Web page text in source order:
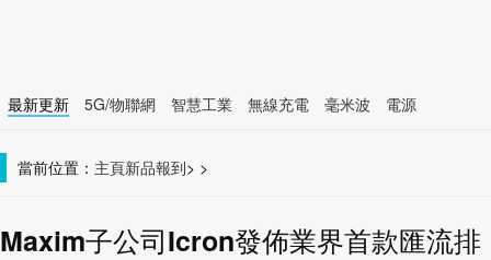
最新更新 5G/物聯網 智慧工業 無線充電 毫米波
電源
當前位置： 主頁 >
新品報到 >
Maxim子公司Icron發佈業界首款匯流排